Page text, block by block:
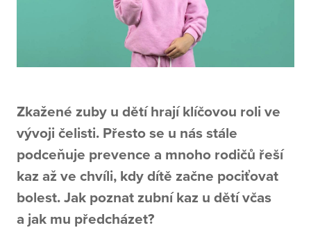
Zkažené zuby u dětí hrají klíčovou roli ve
vývoji čelisti. Přesto se u nás stále
podceňuje prevence a mnoho rodičů řeší
kaz až ve chvíli, kdy dítě začne pociťovat
bolest. Jak poznat zubní kaz u dětí včas
a jak mu předcházet?